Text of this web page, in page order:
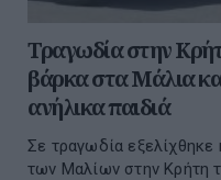
Τραγωδία στην
βάρκα στα Μάλια
ανήλικα παιδιά
Σε τραγωδία
των Μαλίων στην Κρήτη